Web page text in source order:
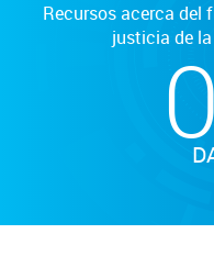
Recursos acerca del
justicia de